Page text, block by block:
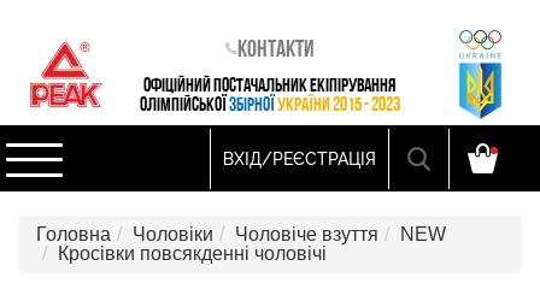
Контакти
ОФІЦІЙНИЙ ПОСТАЧАЛЬНИК ЕКІПІРУВАННЯ
ОЛІМПІЙСЬКОЇ ЗБІРНОЇ УКРАЇНИ 2015 - 2023
ВХІД/РЕЄСТРАЦІЯ
Головна Чоловіки Чоловіче взуття
NEW
Кросівки повсякденні чоловічі